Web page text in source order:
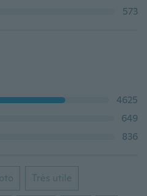
573
4625
649
836
Très utile